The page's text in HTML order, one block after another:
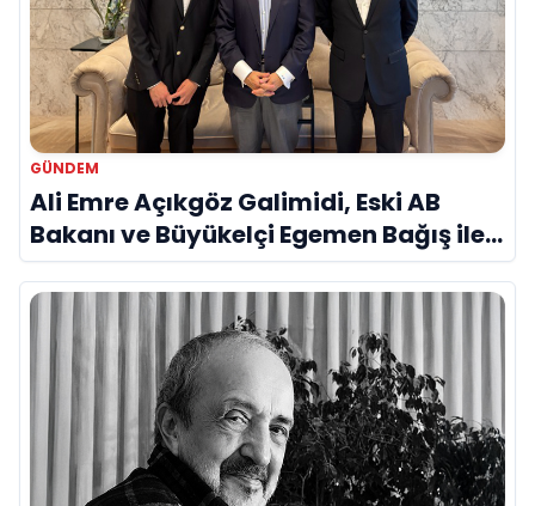
GÜNDEM
Ali Emre Açıkgöz Galimidi, Eski AB
Bakanı ve Büyükelçi Egemen Bağış ile
Bir Araya Geldi